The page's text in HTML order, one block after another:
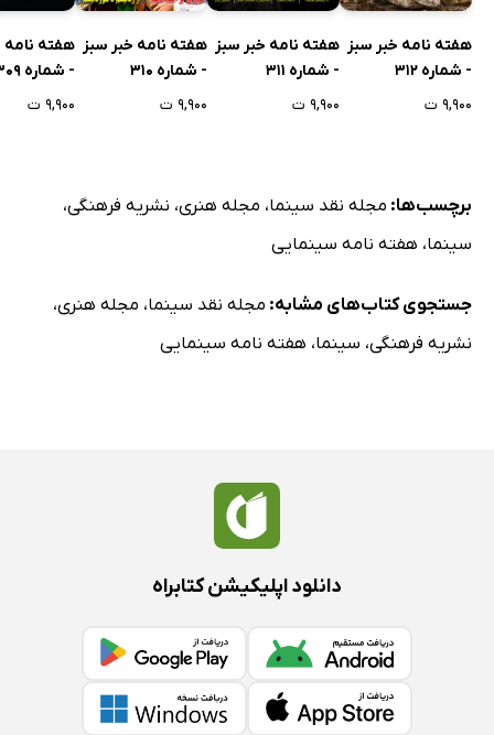
هفته نامه خبر سبز
- شماره 312
۹,۹۰۰ ت
هفته نامه خبر سبز
- شماره 311
۹,۹۰۰ ت
هفته نامه خبر سبز
- شماره 310
۹,۹۰۰ ت
هفته نامه
- شماره 309
۹,۹۰۰ ت
برچسب‌ها: مجله نقد سینما، مجله هنری، نشریه فرهنگی،
سینما، هفته نامه سینمایی
جستجوی کتاب‌های مشابه: مجله نقد سینما، مجله هنری،
نشریه فرهنگی، سینما، هفته نامه سینمایی
دانلود اپلیکیشن کتابراه